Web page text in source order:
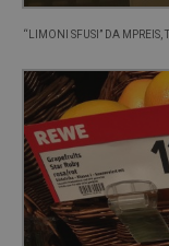
“LIMONI SFUSI” DA